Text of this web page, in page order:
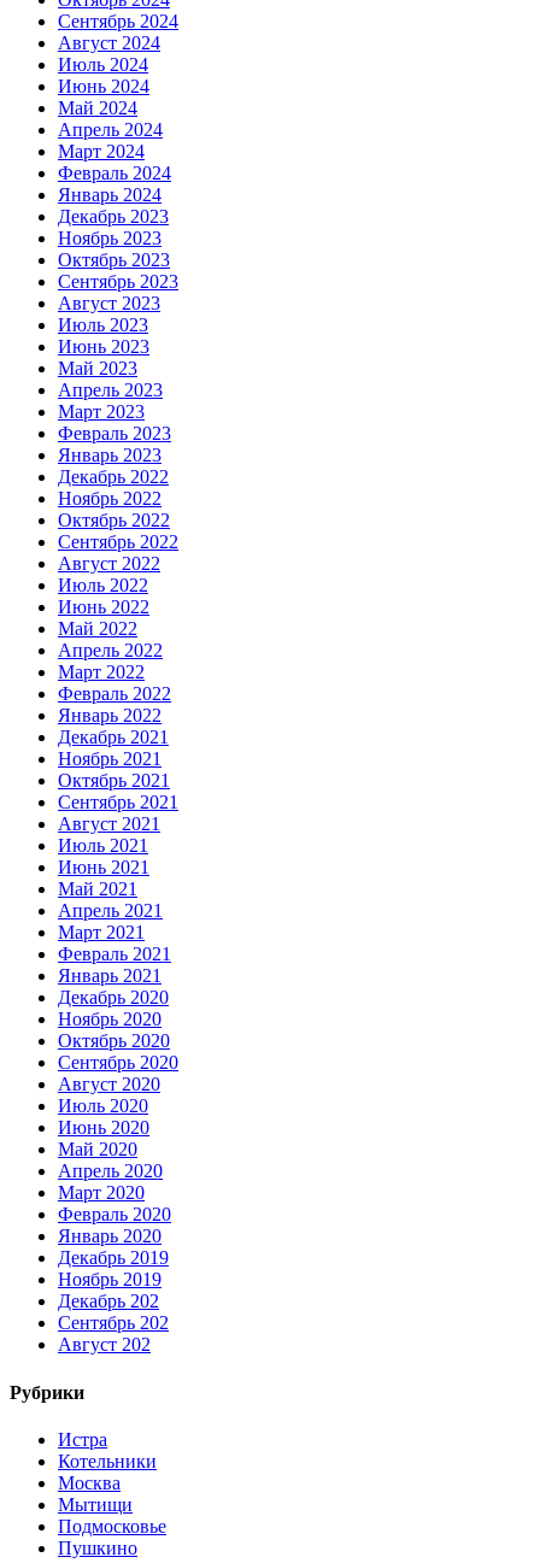
Сентябрь 2024
Август 2024
Июль 2024
Июнь 2024
Май 2024
Апрель 2024
Март 2024
Февраль 2024
Январь 2024
Декабрь 2023
Ноябрь 2023
Октябрь 2023
Сентябрь 2023
Август 2023
Июль 2023
Июнь 2023
Май 2023
Апрель 2023
Март 2023
Февраль 2023
Январь 2023
Декабрь 2022
Ноябрь 2022
Октябрь 2022
Сентябрь 2022
Август 2022
Июль 2022
Июнь 2022
Май 2022
Апрель 2022
Март 2022
Февраль 2022
Январь 2022
Декабрь 2021
Ноябрь 2021
Октябрь 2021
Сентябрь 2021
Август 2021
Июль 2021
Июнь 2021
Май 2021
Апрель 2021
Март 2021
Февраль 2021
Январь 2021
Декабрь 2020
Ноябрь 2020
Октябрь 2020
Сентябрь 2020
Август 2020
Июль 2020
Июнь 2020
Май 2020
Апрель 2020
Март 2020
Февраль 2020
Январь 2020
Декабрь 2019
Ноябрь 2019
Декабрь 202
Сентябрь 202
Август 202
Рубрики
Истра
Котельники
Москва
Мытищи
Подмосковье
Пушкино